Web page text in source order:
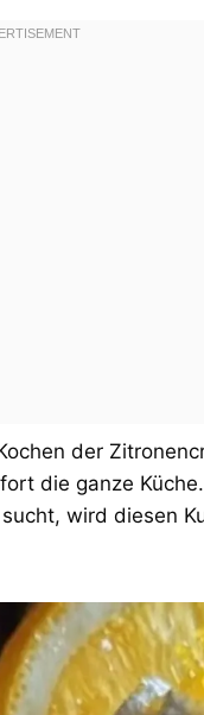
der
die ganze
wird diesen